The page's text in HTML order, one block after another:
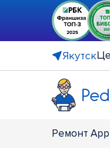
Якутск
Ремонт